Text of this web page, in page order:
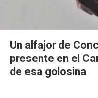
Un alfajor de
presente en el
de esa golosina